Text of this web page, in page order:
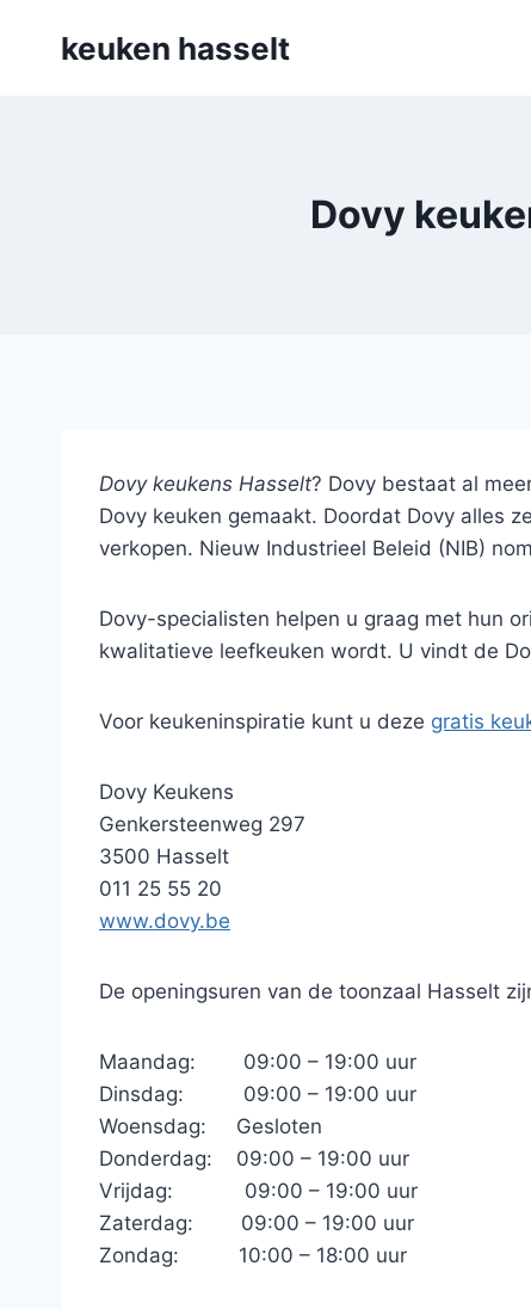
keuken hasselt
Dovy
Dovy keukens Hasselt? Dovy bestaat al
Dovy keuken gemaakt. Doordat Dovy alles
verkopen. Nieuw Industrieel Beleid (NIB)
Dovy-specialisten helpen u graag met hun
kwalitatieve leefkeuken wordt. U vindt de
Voor keukeninspiratie kunt u deze gratis
Dovy Keukens
Genkersteenweg 297
3500 Hasselt
011 25 55 20
www.dovy.be
De openingsuren van de toonzaal Hasselt
Maandag: 09:00 – 19:00 uur
Dinsdag: 09:00 – 19:00 uur
Woensdag: Gesloten
Donderdag: 09:00 – 19:00 uur
Vrijdag: 09:00 – 19:00 uur
Zaterdag: 09:00 – 19:00 uur
Zondag: 10:00 – 18:00 uur